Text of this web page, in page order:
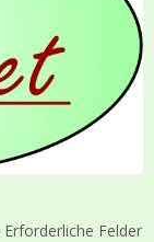
Erforderliche Felder